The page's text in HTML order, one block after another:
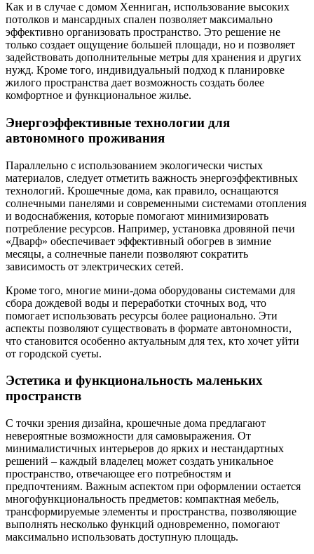
Как и в случае с домом Хенниган, использование высоких
потолков и мансардных спален позволяет максимально
эффективно организовать пространство. Это решение не
только создает ощущение большей площади, но и позволяет
задействовать дополнительные метры для хранения и других
нужд. Кроме того, индивидуальный подход к планировке
жилого пространства дает возможность создать более
комфортное и функциональное жилье.
Энергоэффективные технологии для
автономного проживания
Параллельно с использованием экологически чистых
материалов, следует отметить важность энергоэффективных
технологий. Крошечные дома, как правило, оснащаются
солнечными панелями и современными системами отопления
и водоснабжения, которые помогают минимизировать
потребление ресурсов. Например, установка дровяной печи
«Дварф» обеспечивает эффективный обогрев в зимние
месяцы, а солнечные панели позволяют сократить
зависимость от электрических сетей.
Кроме того, многие мини-дома оборудованы системами для
сбора дождевой воды и переработки сточных вод, что
помогает использовать ресурсы более рационально. Эти
аспекты позволяют существовать в формате автономности,
что становится особенно актуальным для тех, кто хочет уйти
от городской суеты.
Эстетика и функциональность маленьких
пространств
С точки зрения дизайна, крошечные дома предлагают
невероятные возможности для самовыражения. От
минималистичных интерьеров до ярких и нестандартных
решений – каждый владелец может создать уникальное
пространство, отвечающее его потребностям и
предпочтениям. Важным аспектом при оформлении остается
многофункциональность предметов: компактная мебель,
трансформируемые элементы и пространства, позволяющие
выполнять несколько функций одновременно, помогают
максимально использовать доступную площадь.